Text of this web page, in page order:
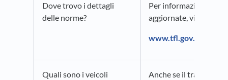
Dove trovo i dettagli
delle norme?
Per informazioni più
aggiornate, visita il
www.tfl.gov.uk
Quali sono i veicoli
Anche se il